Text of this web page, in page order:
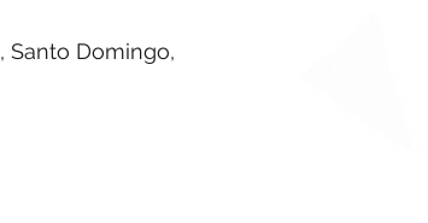
Santo Domingo,